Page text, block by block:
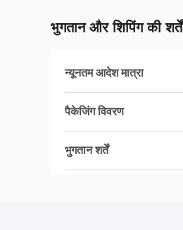
भुगतान और शिपिंग की शर्तें
न्यूनतम आदेश मात्रा
पैकेजिंग विवरण
भुगतान शर्तें